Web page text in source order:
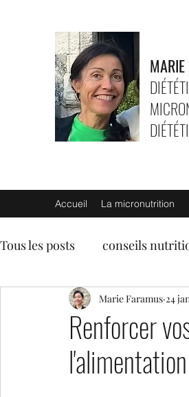
Accueil La micronutrition
Tous les posts conseils
soupes
tartes salées collations
Renforcer
l'alimentation
Marie Faramus 24